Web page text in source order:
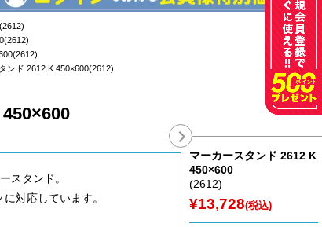
ンド 2612 K 450×600(2612)
スタンド。
対応しています。
マーカースタンド 2612 K
450×600
(2612)
¥13,728(税込)